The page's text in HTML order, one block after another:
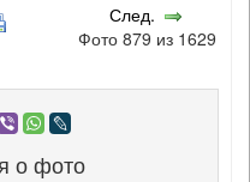
След.
Фото 879 из 1629
о фото